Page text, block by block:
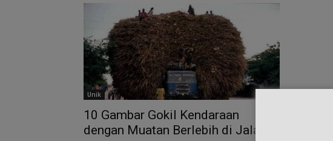
Unik
10 Gambar Gokil Kendaraan
dengan Muatan Berlebih di Jalanan